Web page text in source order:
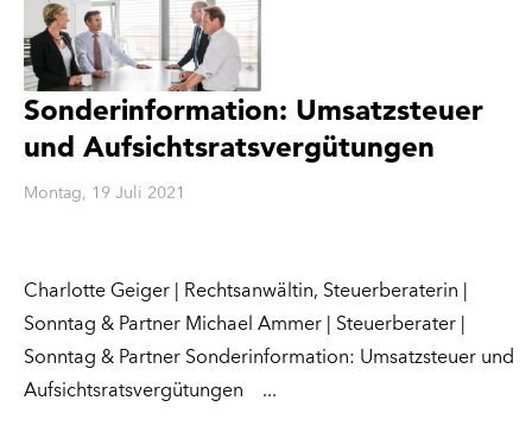
Sonderinformation: Umsatzsteuer
und Aufsichtsratsvergütungen
Montag, 19 Juli 2021
Charlotte Geiger | Rechtsanwältin, Steuerberaterin |
Sonntag & Partner Michael Ammer | Steuerberater |
Sonntag & Partner Sonderinformation: Umsatzsteuer und
Aufsichtsratsvergütungen